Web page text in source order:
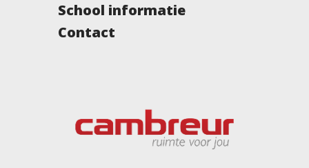
School informatie
Contact